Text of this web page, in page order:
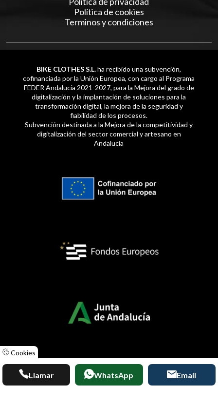
Política de cookies
Terminos y condiciones
BIKE CLOTHES S.L.ha recibido una subvención,
cofinanciada por la Unión Europea, con cargo al Programa
FEDER Andalucía 2021-2027, para la Mejora del grado de
digitalización y la implantación de soluciones para la
transformación digital, la mejora de la seguridad y
fiabilidad de los procesos.
Subvención destinada a la Mejora de la competitividad y
digitalización del sector comercial y artesano en
Andalucía
Cookies
Llamar WhatsApp Email